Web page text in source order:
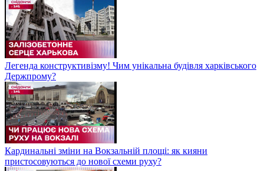
Легенда конструктивізму! Чим унікальна будівля харківського
Держпрому?
Кардинальні зміни на Вокзальній площі: як кияни
пристосовуються до нової схеми руху?